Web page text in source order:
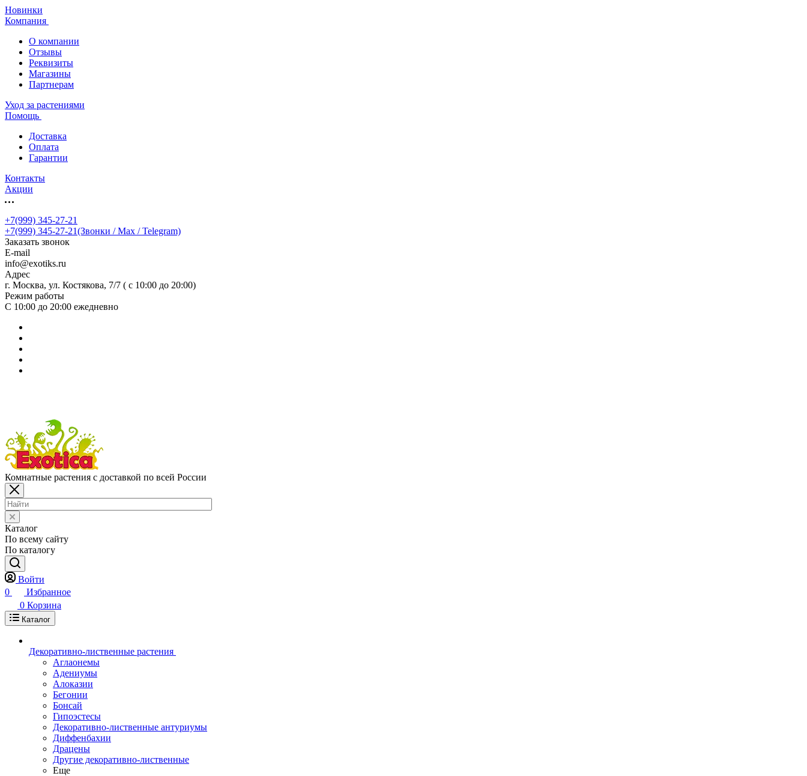
Новинки
Компания
О компании
Отзывы
Реквизиты
Магазины
Партнерам
Уход за растениями
Помощь
Доставка
Оплата
Гарантии
Контакты
Акции
+7(999) 345-27-21
+7(999) 345-27-21(Звонки / Max / Telegram)
Заказать звонок
E-mail
info@exotiks.ru
Адрес
г. Москва, ул. Костякова, 7/7 ( с 10:00 до 20:00)
Режим работы
С 10:00 до 20:00 ежедневно
Комнатные растения с доставкой по всей России
Каталог
По всему сайту
По каталогу
Войти
0
Избранное
0 Корзина
Каталог
Декоративно-лиственные растения
Аглаонемы
Адениумы
Алоказии
Бегонии
Бонсай
Гипоэстесы
Декоративно-лиственные антуриумы
Диффенбахии
Драцены
Другие декоративно-лиственные
Еще